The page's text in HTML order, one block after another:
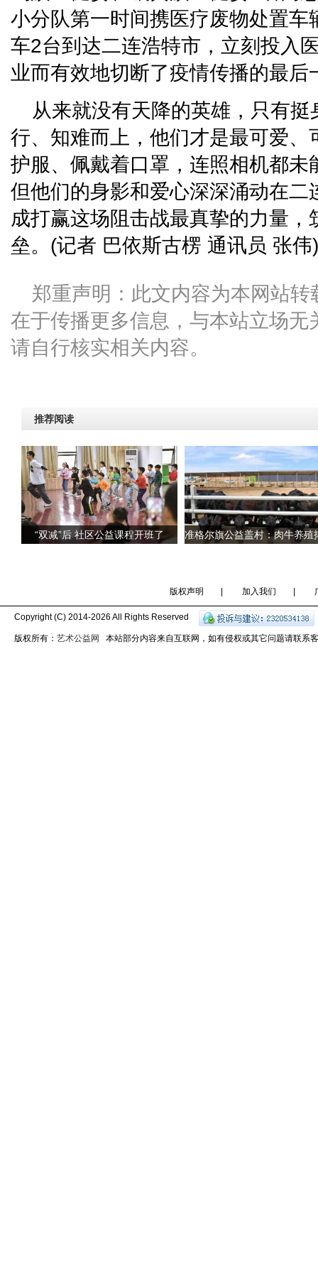
小分队第一时间携医疗废物处置车
车2台到达二连浩特市，立刻投入
业而有效地切断了疫情传播的最后
从来就没有天降的英雄，只有
行、知难而上，他们才是最可爱、
护服、佩戴着口罩，连照相机都未
但他们的身影和爱心深深涌动在二
成打赢这场阻击战最真挚的力量，
垒。(记者 巴依斯古楞 通讯员 张伟)
郑重声明：此文内容为本网站
在于传播更多信息，与本站立场无
请自行核实相关内容。
推荐阅读
“双减”后 社区公益课程开班了
版权声明 加入我们
Copyright (C) 2014-2026 All Rights Reserved
版权所有： 艺术公益网 本站部分内容来自互联网，如有侵权或其它问题请联系